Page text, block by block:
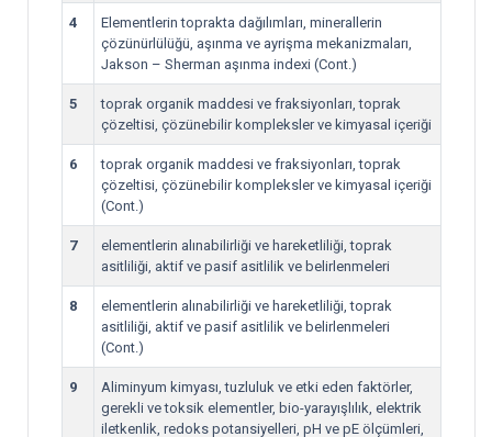
4
Elementlerin toprakta dağılımları, minerallerin
çözünürlülüğü, aşınma ve ayrişma mekanizmaları,
Jakson – Sherman aşınma indexi (Cont.)
5
toprak organik maddesi ve fraksiyonları, toprak
çözeltisi, çözünebilir kompleksler ve kimyasal içeriği
6
toprak organik maddesi ve fraksiyonları, toprak
çözeltisi, çözünebilir kompleksler ve kimyasal içeriği
(Cont.)
7
elementlerin alınabilirliği ve hareketliliği, toprak
asitliliği, aktif ve pasif asitlilik ve belirlenmeleri
8
elementlerin alınabilirliği ve hareketliliği, toprak
asitliliği, aktif ve pasif asitlilik ve belirlenmeleri
(Cont.)
9
Aliminyum kimyası, tuzluluk ve etki eden faktörler,
gerekli ve toksik elementler, bio-yarayışlılık, elektrik
iletkenlik, redoks potansiyelleri, pH ve pE ölçümleri,